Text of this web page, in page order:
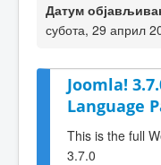
Датум
субота, 29 април
Joomla!
Language
This is the full
3.7.0